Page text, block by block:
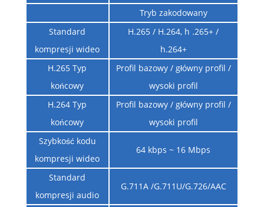
Tryb zakodowany
Standard
kompresji wideo
H.265 / H.264, h .265+ /
h.264+
H.265 Typ
końcowy
Profil bazowy / główny profil /
wysoki profil
H.264 Typ
końcowy
Profil bazowy / główny profil /
wysoki profil
Szybkość kodu
kompresji wideo
64 kbps ~ 16 Mbps
Standard
kompresji audio
G.711A /G.711U/G.726/AAC